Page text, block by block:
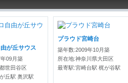
が丘サウス
09月築
世田谷区
丘駅 奥沢駅
プラウド宮崎台
築年数:2009年10月築
所在地:神奈川県大田区
最寄駅:宮崎台駅 梶が谷駅